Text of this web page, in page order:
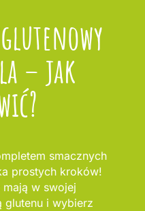
– jak
smacznych
prostych kroków!
w swojej
glutenu i wybierz